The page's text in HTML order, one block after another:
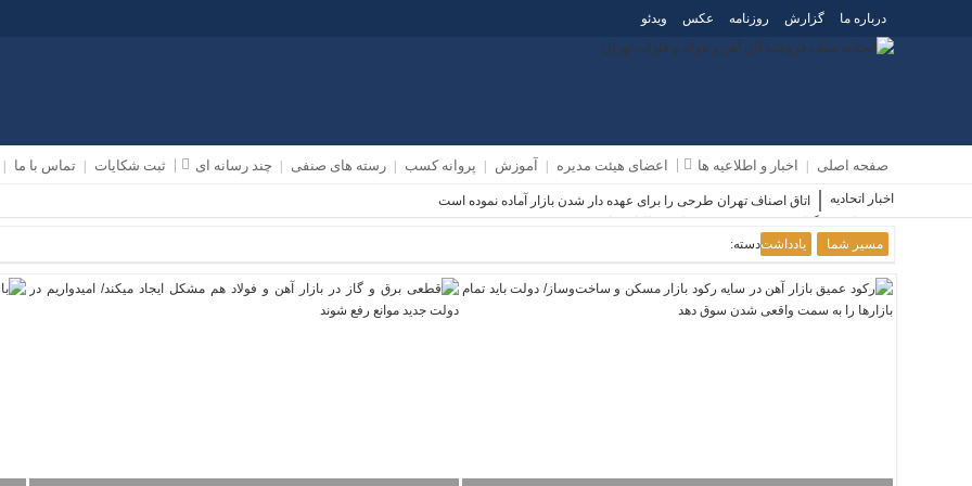
درباره ما گزارش روزنامه عکس ویدئو
صفحه اصلی اخبار و اطلاعیه ها اعضای هیئت مدیره آموزش پروانه کسب رسته های صنفی چند رسانه ای ثبت شکایات تماس با ما
اخبار اتحادیه
اتاق اصناف تهران طرحی را برای عهده دار شدن بازار آماده نموده است
صدور یا تمدید گواهی موضوع مده 186 قانون مالیات های مستقیم
هیچ‌گونه تخلفی ازجمله احتکار یا گران‌فروشی بدون ضابطه قابل توجیه نیست
🟢 گران‌فروشی و احتکار، جرم محسوب شده و بین ۵ تا ۲۰ سال حبس دارد/ در نظارت‌های پسینی و پیشینی مشکل داریم
حضور مسئولان دستگاه های اجرایی در اتاق اصناف تهران
آخرین تحولات و اقدامات صورت گرفته در حوزه تنظیم بازار مورد بررسی قرار گرفت/ تاکید بر افزایش کمیت و کیفیت نظارت و بازرسی
مسیر شما دسته:یادداشت